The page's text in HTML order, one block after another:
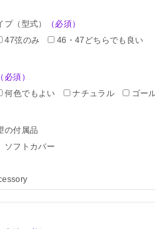
プ（型式）
（必須）
47弦のみ
46・47どちらでも良い
（必須）
何色でもよい
ナチュラル ゴー
の付属品
ソフトカバー